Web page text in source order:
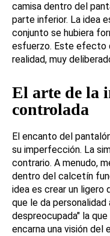
camisa dentro del
parte inferior. La idea
conjunto se hubiera
esfuerzo. Este efecto
realidad, muy
El arte de la
controlada
El encanto del
su imperfección. La
contrario. A menudo,
dentro del calcetín
idea es crear un ligero
que le da
despreocupada" la
encarna una visión